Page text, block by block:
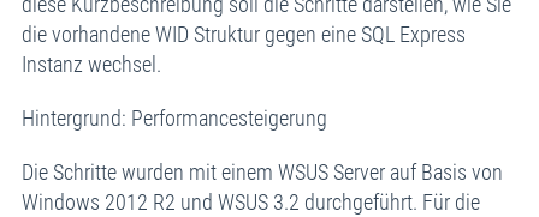
die vorhandene WID Struktur gegen eine SQL Express
Instanz wechsel.
Hintergrund: Performancesteigerung
Die Schritte wurden mit einem WSUS Server auf Basis von
Windows 2012 R2 und WSUS 3.2 durchgeführt. Für die